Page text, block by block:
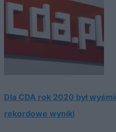
Dla CDA rok 2020 był
rekordowe wyniki